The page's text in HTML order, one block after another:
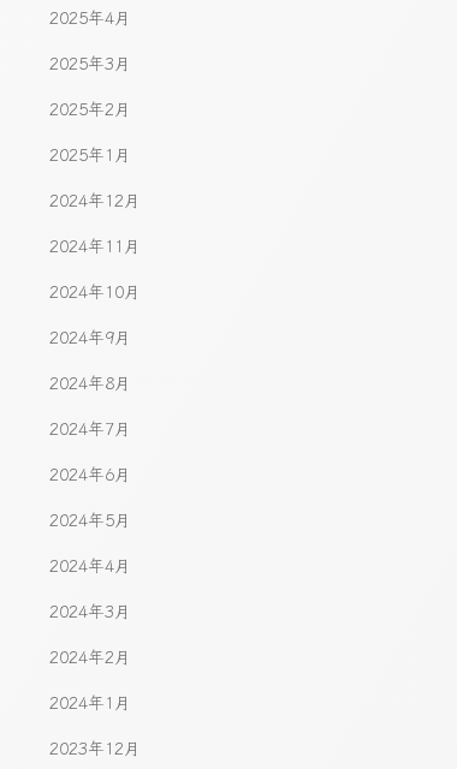
2025年4月
2025年3月
2025年2月
2025年1月
2024年12月
2024年11月
2024年10月
2024年9月
2024年8月
2024年7月
2024年6月
2024年5月
2024年4月
2024年3月
2024年2月
2024年1月
2023年12月